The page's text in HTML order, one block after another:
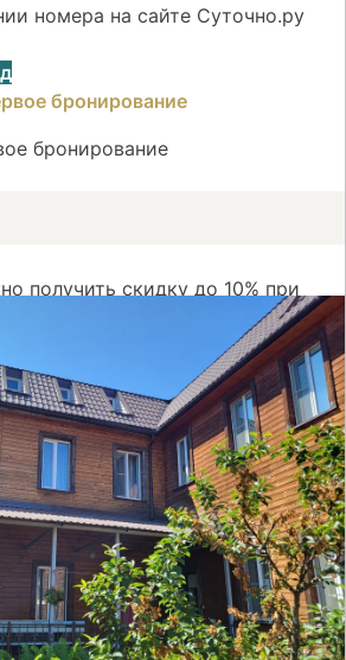
номера на сайте Суточно.ру
бронирование
получить скидку до 10% при
номера на сайте Суточно.ру